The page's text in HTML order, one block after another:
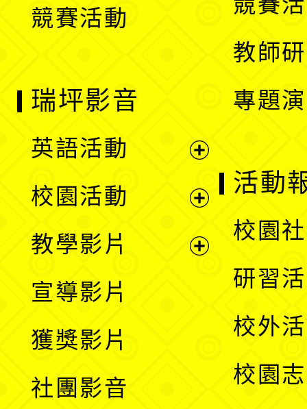
競賽活動
教師
專題
瑞坪影音
英語活動
選
校園活動
教學影片
宣導影片
獲獎影片
社團影音
活動
校園
研習
校外
校園